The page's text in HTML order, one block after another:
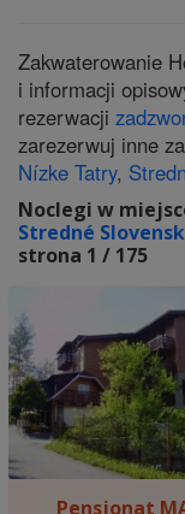
Zakwaterowanie
i informacji
rezerwacji
zarezerwuj inne
Nízke Tatry,
Noclegi w
Stredné
strona 1 / 175
Pensjonat